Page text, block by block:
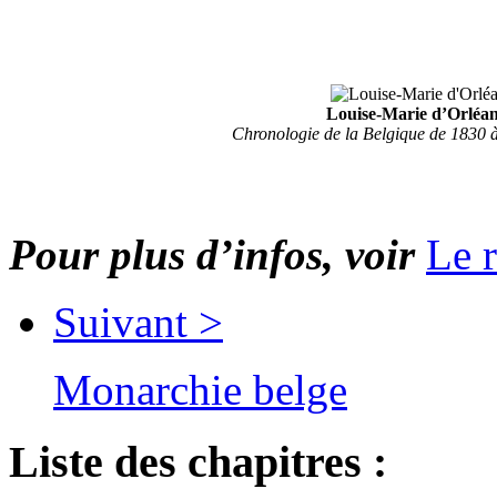
Louise-Marie
Chronologie de la Belgique de 1830
Pour plus d’infos, voir Le
Suivant >
Monarchie belge
Liste des chapitres :